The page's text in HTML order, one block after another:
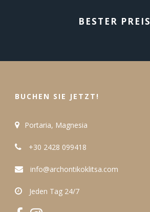
BESTER PREIS
BUCHEN SIE JETZT!
Portaria, Magnesia
+30 2428 099418
info@archontikoklitsa.com
Jeden Tag 24/7